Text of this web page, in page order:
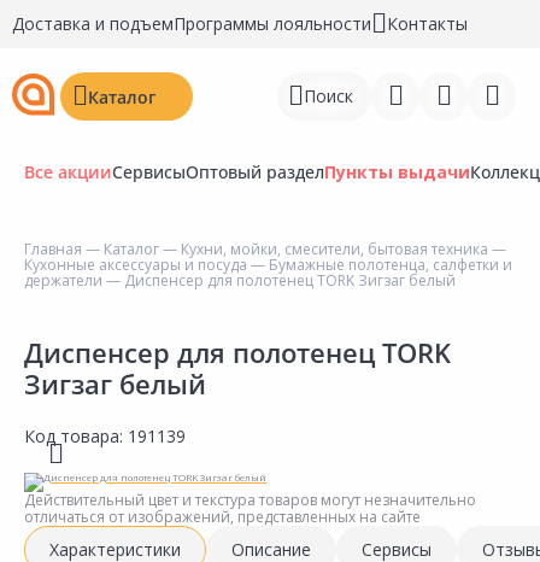
Доставка и подъемПрограммы лояльности Контакты
Каталог Поиск
Войти
Перейти к сравнению
Недавно просмотренные
товары
Все акцииСервисыОптовый разделПункты выдачи
Главная — Каталог— Кухни, мойки, смесители, бытовая техника —
Кухонные аксессуары и посуда — Бумажные полотенца, салфетки и
держатели — Диспенсер для полотенец TORK Зигзаг белый
Диспенсер для полотенец TORK
Зигзаг белый
Код товара: 191139
Действительный цвет и текстура товаров могут незначительно
отличаться от изображений, представленных на сайте
Характеристики Описание Сервисы